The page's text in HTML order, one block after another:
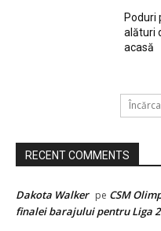
Poduri
alături
acasă
RECENT COMMENTS
Dakota Walker pe CSM
finalei barajului pentru Liga 2